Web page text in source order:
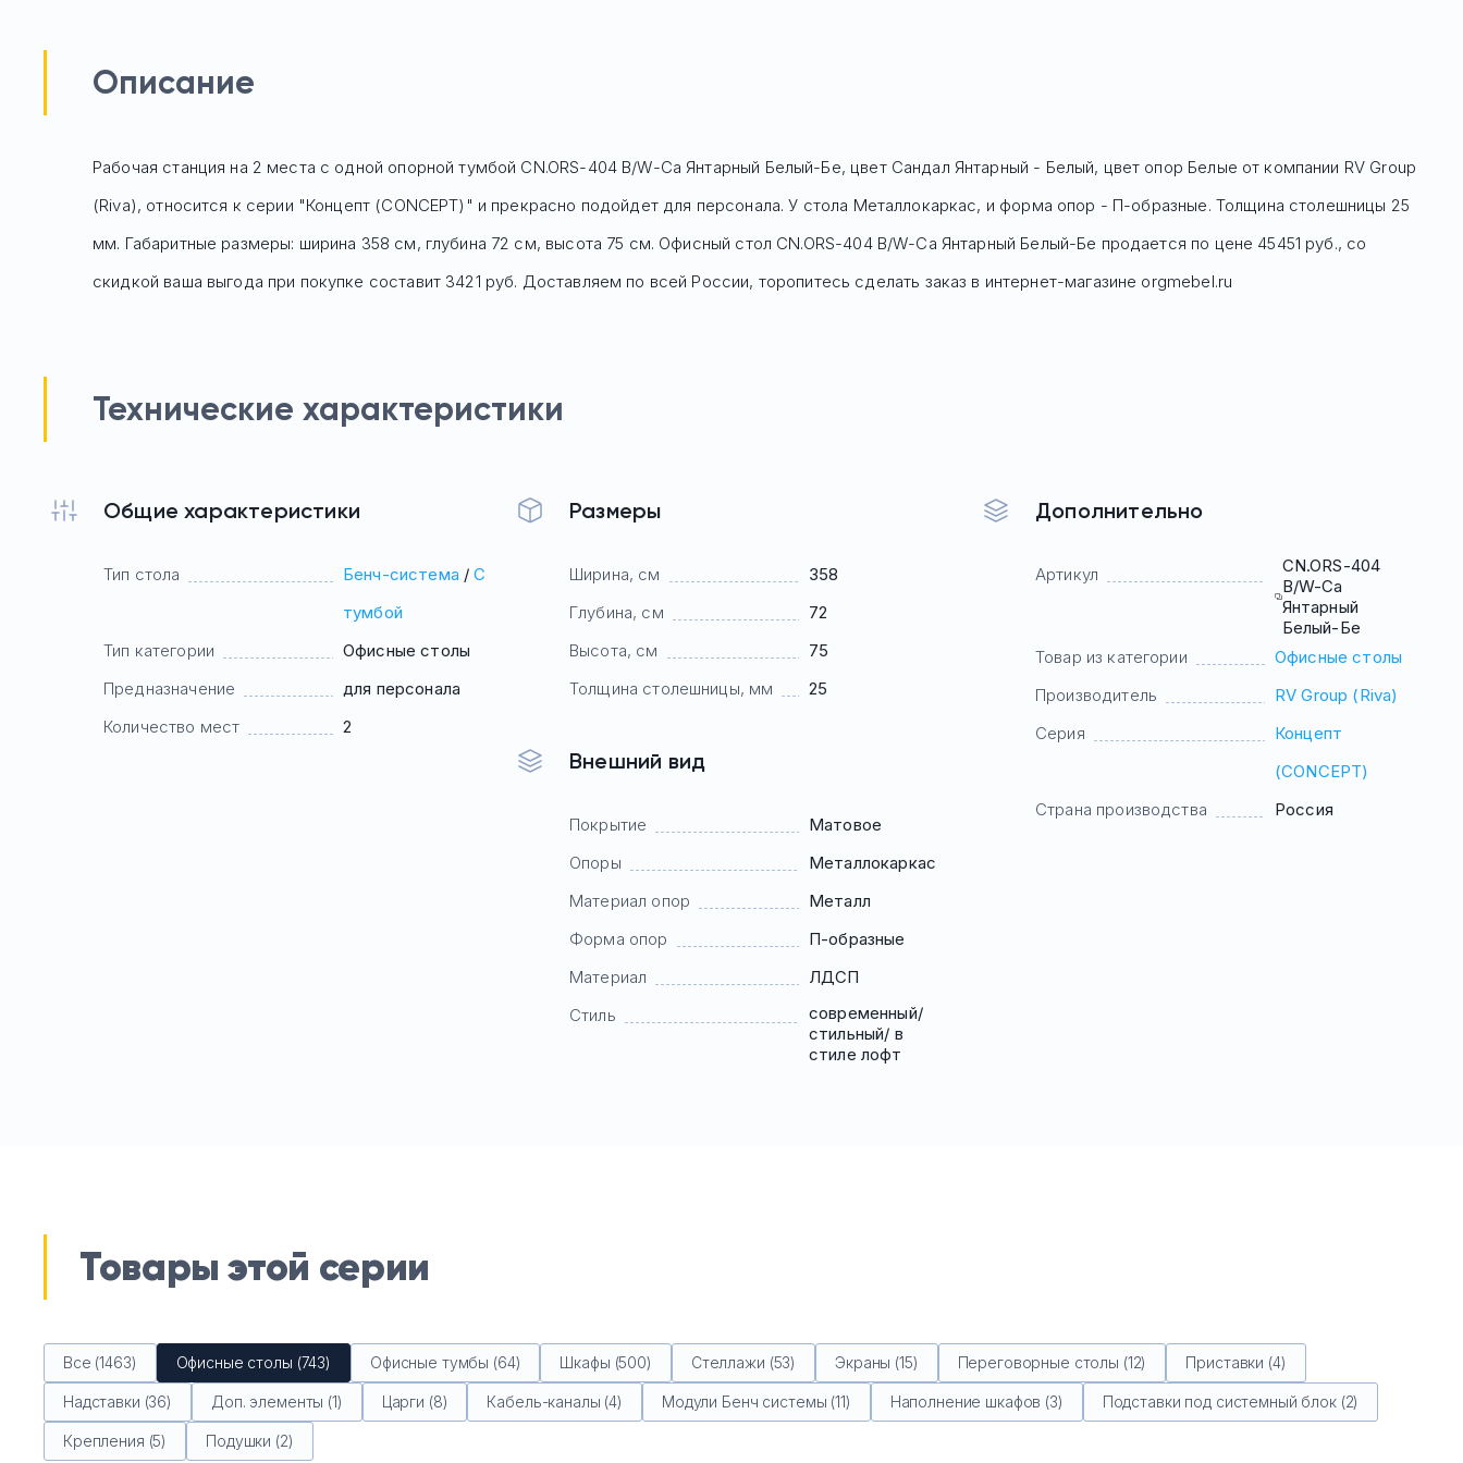
Описание
Рабочая станция на 2 места с одной опорной тумбой CN.ORS-404 B/W-Са Янтарный Белый-Бе, цвет Сандал Янтарный - Белый, цвет опор Белые от компании RV Group
(Riva), относится к серии "Концепт (CONCEPT)" и прекрасно подойдет для персонала. У стола Mеталлокаркас, и форма опор - П-образные. Толщина столешницы 25
мм. Габаритные размеры: ширина 358 см, глубина 72 см, высота 75 см. Офисный стол CN.ORS-404 B/W-Са Янтарный Белый-Бе продается по цене 45451 руб., со
скидкой ваша выгода при покупке составит 3421 руб. Доставляем по всей России, торопитесь сделать заказ в интернет-магазине orgmebel.ru
Технические характеристики
Общие характеристики
Тип стола Бенч-система /С
тумбой
Тип категории
Офисные столы
Предназначение
для персонала
Количество мест
2
Размеры
Ширина, см
358
Глубина, см
72
Высота, см
75
Толщина столешницы, мм
25
Внешний вид
Покрытие
Матовое
Опоры
Mеталлокаркас
Материал опор
Металл
Форма опор
П-образные
Материал
ЛДСП
Стиль
современный/
стильный/ в
стиле лофт
Дополнительно
Артикул
CN.ORS-404
B/W-Са
Янтарный
Белый-Бе
Товар из категории
Офисные столы
Производитель
RV Group (Riva)
Серия
Концепт
(CONCEPT)
Страна производства
Россия
Товары этой серии
Все (1463) Офисные столы (743) Офисные тумбы (64) Шкафы (500) Стеллажи (53) Экраны (15) Переговорные столы (12) Приставки (4)
Надставки (36) Доп. элементы (1) Царги (8) Кабель-каналы (4) Модули Бенч системы (11) Наполнение шкафов (3) Подставки под системный блок (2)
Крепления (5) Подушки (2)